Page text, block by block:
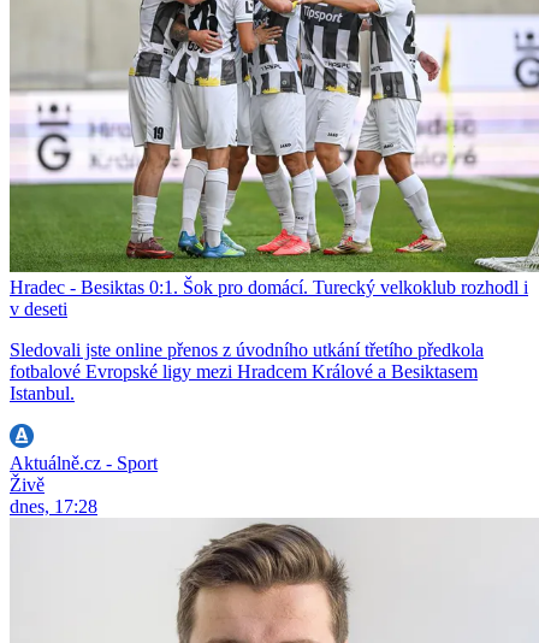
Hradec - Besiktas 0:1. Šok pro domácí. Turecký velkoklub rozhodl i
v deseti
Sledovali jste online přenos z úvodního utkání třetího předkola
fotbalové Evropské ligy mezi Hradcem Králové a Besiktasem
Istanbul.
Aktuálně.cz - Sport
Živě
dnes, 17:28